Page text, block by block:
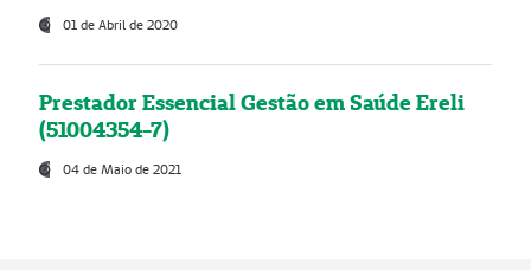
01 de Abril de 2020
Prestador Essencial Gestão em Saúde Ereli
(51004354-7)
04 de Maio de 2021